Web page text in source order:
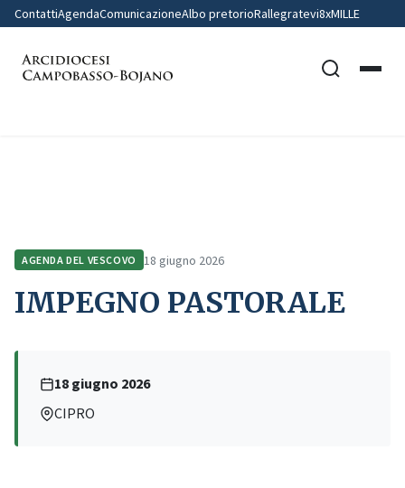
ContattiAgendaComunicazioneAlbo pretorioRallegratevi8xMILLE
AGENDA DEL VESCOVO 18 giugno 2026
IMPEGNO PASTORALE
18 giugno 2026
CIPRO